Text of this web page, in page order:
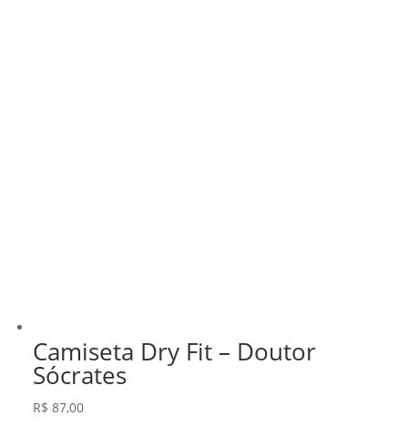
Camiseta Dry Fit – Doutor
Sócrates
R$ 87,00